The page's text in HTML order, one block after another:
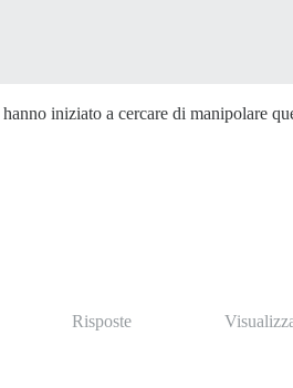
iniziato a cercare di manipolare
Risposte